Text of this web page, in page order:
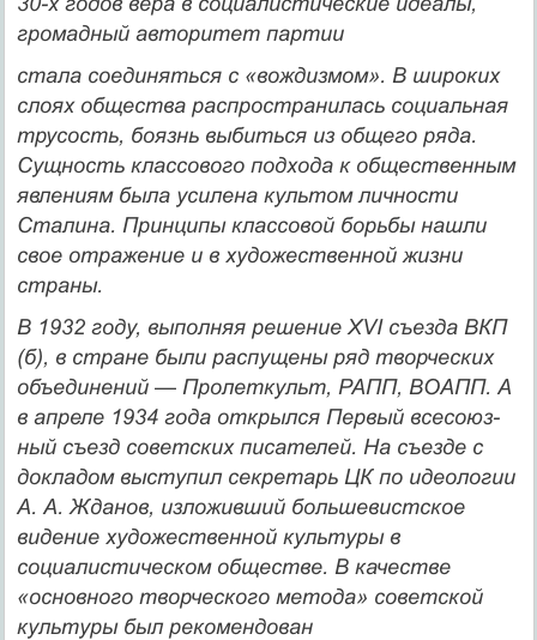
громадный авторитет партии
стала соединяться с «вождизмом». В широких
слоях общества рас­пространилась социальная
трусость, боязнь выбиться из общего ря­да.
Сущность классового подхода к общественным
явлениям была усилена культом личности
Сталина. Принципы классовой борьбы нашли
свое отражение и в художественной жизни
страны.
В 1932 году, выполняя решение XVI съезда ВКП
(б), в стране были распущены ряд творческих
объединений — Пролеткульт, РАПП, ВОАПП. А
в апреле 1934 года открылся Первый всесоюз­
ный съезд советских писателей. На съезде с
докладом выступил се­кретарь ЦК по идеологии
А. А. Жданов, изложивший большевист­ское
видение художественной культуры в
социалистическом об­ществе. В качестве
«основного творческого метода» советской
культуры был рекомендован